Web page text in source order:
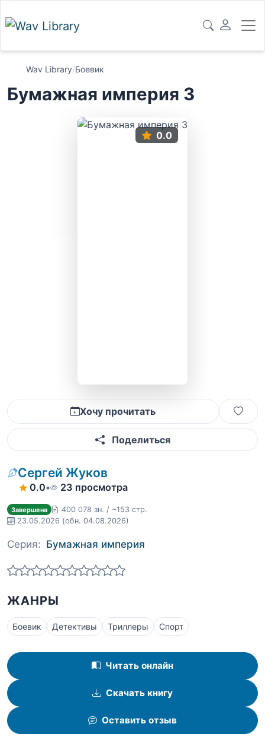
Wav Library/Боевик
Бумажная империя 3
0.0
Хочу прочитать
Поделиться
Сергей Жуков
0.0• 23 просмотра
Завершена
400 078 зн. / ~153 стр.
23.05.2026 (обн. 04.08.2026)
Серия: Бумажная империя
ЖАНРЫ
Боевик Детективы Триллеры Спорт
Читать онлайн
Скачать книгу
Оставить отзыв